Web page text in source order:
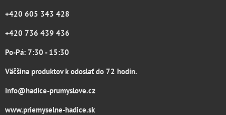
+420 605 343 428
+420 736 439 436
Po-Pá: 7:30 - 15:30
Väčšina produktov k odoslať do 72 hodín.
info@hadice-prumyslove.cz
www.priemyselne-hadice.sk